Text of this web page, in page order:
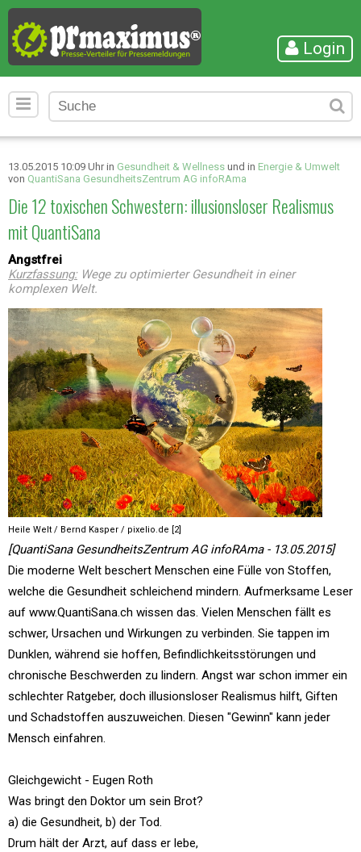
Login
13.05.2015 10:09 Uhr in Gesundheit & Wellness und in Energie & Umwelt
von QuantiSana GesundheitsZentrum AG infoRAma
Die 12 toxischen Schwestern: illusionsloser Realismus
mit QuantiSana
Angstfrei
Kurzfassung:Wege zu optimierter Gesundheit in einer
komplexen Welt.
Heile Welt / Bernd Kasper / pixelio.de [2]
[QuantiSana GesundheitsZentrum AG infoRAma - 13.05.2015]
Die moderne Welt beschert Menschen eine Fülle von Stoffen,
welche die Gesundheit schleichend mindern. Aufmerksame Leser
auf www.QuantiSana.ch wissen das. Vielen Menschen fällt es
schwer, Ursachen und Wirkungen zu verbinden. Sie tappen im
Dunklen, während sie hoffen, Befindlichkeitsstörungen und
chronische Beschwerden zu lindern. Angst war schon immer ein
schlechter Ratgeber, doch illusionsloser Realismus hilft, Giften
und Schadstoffen auszuweichen. Diesen "Gewinn" kann jeder
Mensch einfahren.
Gleichgewicht - Eugen Roth
Was bringt den Doktor um sein Brot?
a) die Gesundheit, b) der Tod.
Drum hält der Arzt, auf dass er lebe,